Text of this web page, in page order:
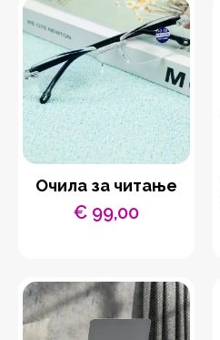
€ 1.199,00.
€ 599,00.
Очила за читање
€ 99,00